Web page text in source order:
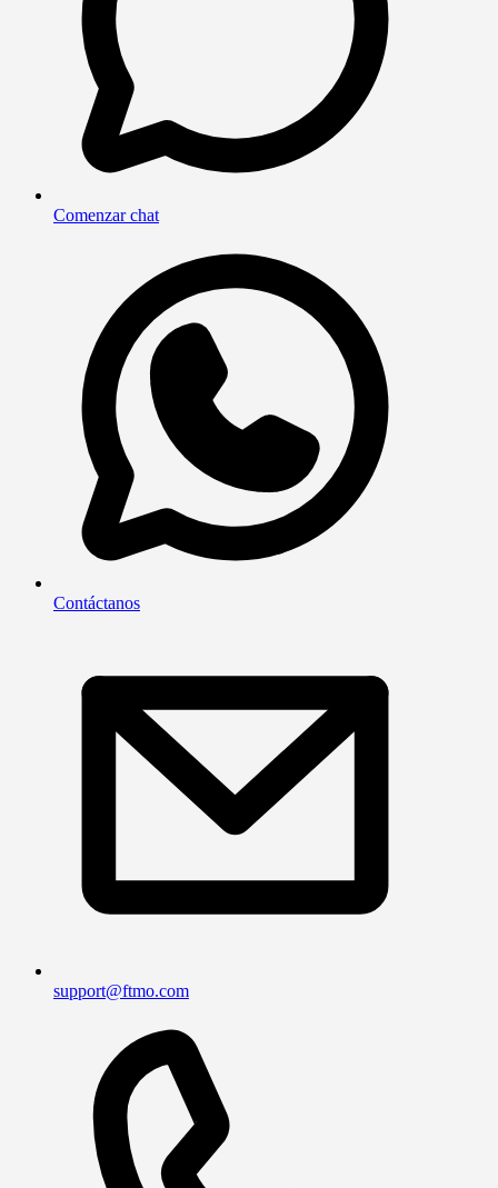
Comenzar chat
Contáctanos
support@ftmo.com